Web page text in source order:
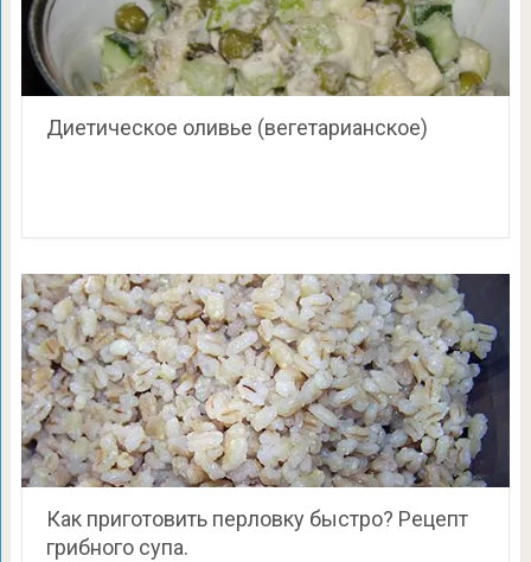
Диетическое оливье (вегетарианское)
Как приготовить перловку быстро? Рецепт
грибного супа.